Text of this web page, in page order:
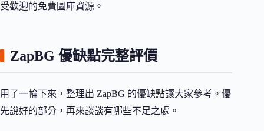
受歡迎的免費圖庫資源。
ZapBG 優缺點完整評價
用了一輪下來，整理出 ZapBG 的優缺點讓大家參考。優
先說好的部分，再來談談有哪些不足之處。